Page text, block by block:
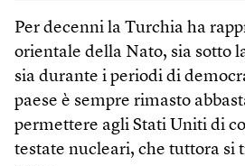
Per decenni la Turchia ha
orientale della Nato, sia sotto
sia durante i periodi di
paese è sempre rimasto
permettere agli Stati Uniti di
testate nucleari, che tuttora si